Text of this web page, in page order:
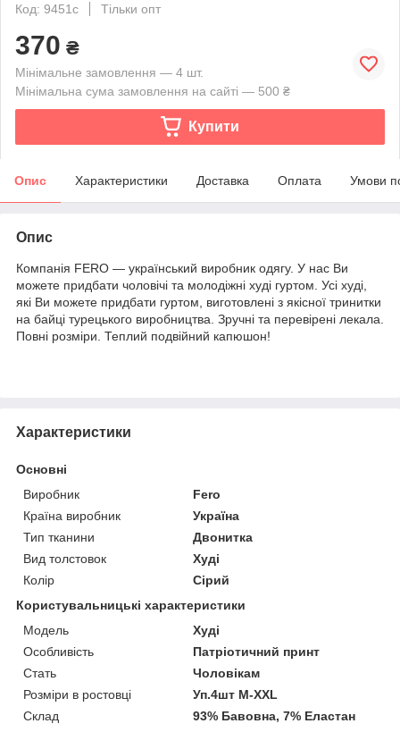
Код: 9451с
Тільки опт
370 ₴
Мінімальне замовлення — 4 шт.
Мінімальна сума замовлення на сайті — 500 ₴
Купити
Опис Характеристики Доставка Оплата Умови
Опис
Компанія FERO — український виробник одягу. У нас Ви
можете придбати чоловічі та молодіжні худі гуртом. Усі худі,
які Ви можете придбати гуртом, виготовлені з якісної тринитки
на байці турецького виробництва. Зручні та перевірені лекала.
Повні розміри. Теплий подвійний капюшон!
Характеристики
Основні
Виробник
Fero
Країна виробник
Україна
Тип тканини
Двонитка
Вид толстовок
Худі
Колір
Сірий
Користувальницькі характеристики
Модель
Худі
Особливість
Патріотичний принт
Стать
Чоловікам
Розміри в ростовці
Уп.4шт M-XXL
Склад
93% Бавовна, 7% Еластан